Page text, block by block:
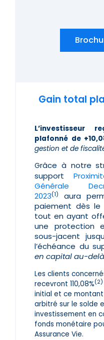
Gain total
plafonné de
gestion et de
Grâce à notre
support
Générale
2023(1)
aura
paiement dès le
tout en ayant
une protection
sous-jacent
l’échéance du
en capital au-
Les clients
recevront 110,08%(2)
initial et ce
arbitré sur le solde
investissement en
fonds monétaire
Assurance Vie.